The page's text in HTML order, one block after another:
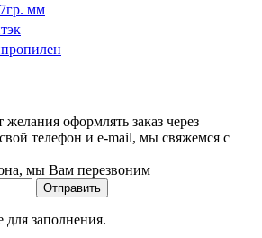
мм
оформлять заказ через
телефон и e-mail, мы свяжемся с
мы Вам перезвоним
Отправить
для заполнения.